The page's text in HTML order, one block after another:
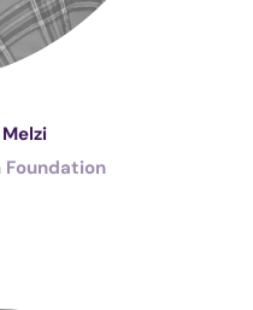
Foundation